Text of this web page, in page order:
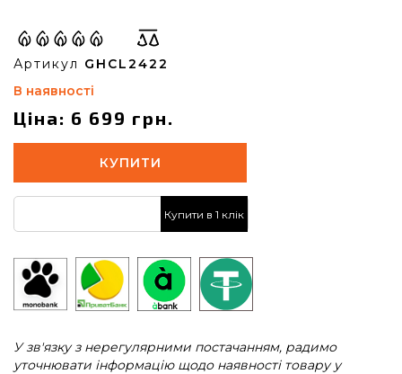
Артикул GHCL2422
В наявності
Ціна: 6 699 грн.
КУПИТИ
Купити в 1 клік
У зв'язку з нерегулярними постачанням, радимо
уточнювати інформацію щодо наявності товару у